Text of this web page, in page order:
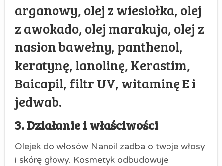
arganowy, olej z wiesiołka, olej
z awokado, olej marakuja, olej z
nasion bawełny, panthenol,
keratynę, lanolinę, Kerastim,
Baicapil, filtr UV, witaminę E i
jedwab.
3. Działanie i właściwości
Olejek do włosów Nanoil zadba o twoje włosy
i skórę głowy. Kosmetyk odbudowuje